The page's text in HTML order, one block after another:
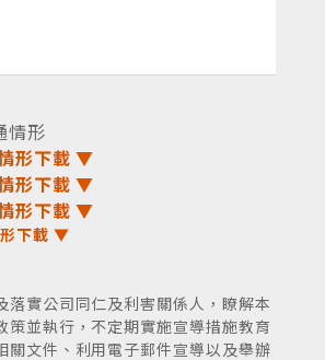
情形
形下載 ▼
形下載 ▼
形下載 ▼
下載 ▼
落實公司同仁及利害關係人，瞭解本
策並執行，不定期實施宣導措施教育
關文件、利用電子郵件宣導以及舉辦